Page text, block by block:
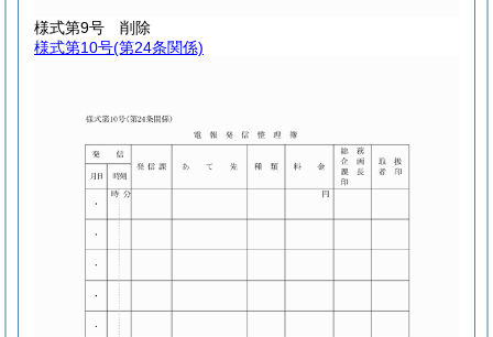
様式第9号 削除
様式第10号(第24条関係)